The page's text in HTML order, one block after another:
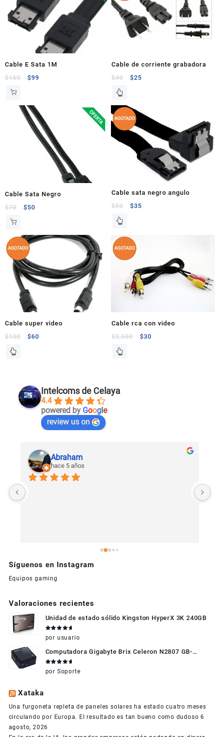
Cable E Sata 1M
$160 $99
Cable de corriente grabadora
$40 $25
Cable Sata Negro
$70 $50
Cable sata negro angulo
$50 $35
Cable super video
$100 $60
Cable rca con video
$3,550 $30
Intelcoms de Celaya
4.4
powered by Google
review us on
Abraham
hace 5 años
Síguenos en Instagram
Equipos gaming
Valoraciones recientes
Unidad de estado sólido Kingston HyperX 3K 240GB
en5 de 5
por usuario
Computadora Gigabyte Brix Celeron N2807 GB-
BXBT-2807 + WIFI + RAM de 4GB + HDD 500gb +
Windows 10
Valorado
en5 de 5
por Soporte
Xataka
Una furgoneta repleta de paneles solares ha estado cuatro meses
circulando por Europa. El resultado es tan bueno como dudoso 6
agosto, 2026